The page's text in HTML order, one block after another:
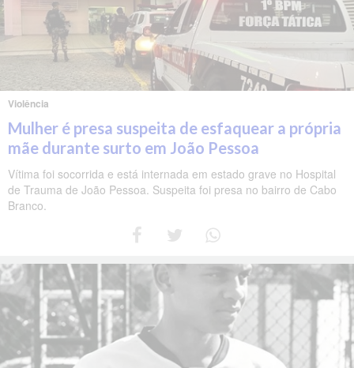
Violência
Mulher é presa suspeita de esfaquear a própria
mãe durante surto em João Pessoa
Vítima foi socorrida e está internada em estado grave no Hospital
de Trauma de João Pessoa. Suspeita foi presa no bairro de Cabo
Branco.